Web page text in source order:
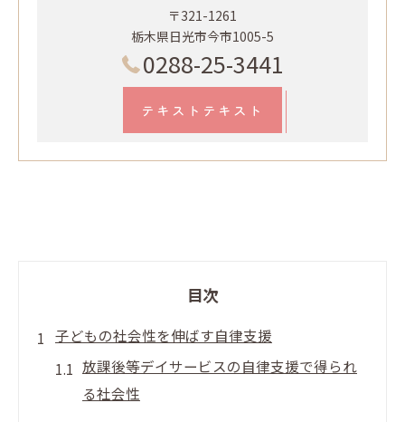
〒321-1261
栃木県日光市今市1005-5
0288-25-3441
テキストテキスト
目次
子どもの社会性を伸ばす自律支援
放課後等デイサービスの自律支援で得られ
る社会性